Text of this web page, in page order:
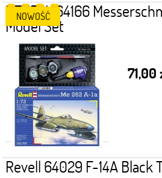
REVELL 64166
Model Set
71,00
NOWOŚĆ
Revell 64029 F-14A Black